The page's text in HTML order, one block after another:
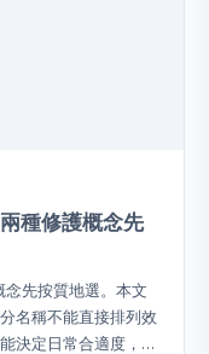
種修護概念先
先按質地選。本文
名稱不能直接排列效
決定日常合適度，並